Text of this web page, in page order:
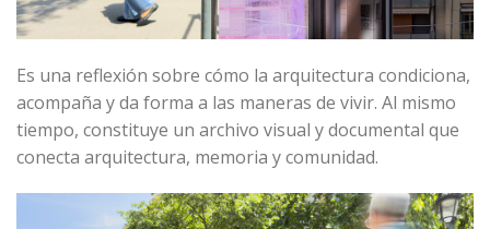
Es una reflexión sobre cómo la arquitectura condiciona,
acompaña y da forma a las maneras de vivir. Al mismo
tiempo, constituye un archivo visual y documental que
conecta arquitectura, memoria y comunidad.